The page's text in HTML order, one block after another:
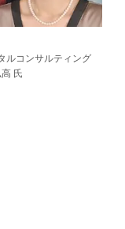
ルコンサルティング
氏